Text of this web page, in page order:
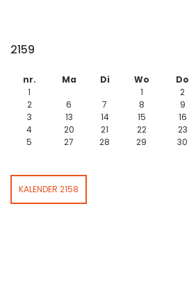
2159
nr. Ma Di Wo Do
1
1 2
2
6 7 8 9
3
13 14 15 16
4
20 21 22 23
5
27 28 29 30
KALENDER 2158